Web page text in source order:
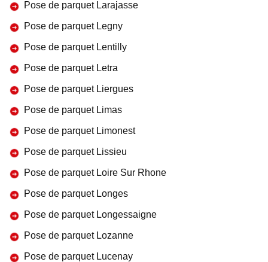
Pose de parquet Larajasse
Pose de parquet Legny
Pose de parquet Lentilly
Pose de parquet Letra
Pose de parquet Liergues
Pose de parquet Limas
Pose de parquet Limonest
Pose de parquet Lissieu
Pose de parquet Loire Sur Rhone
Pose de parquet Longes
Pose de parquet Longessaigne
Pose de parquet Lozanne
Pose de parquet Lucenay